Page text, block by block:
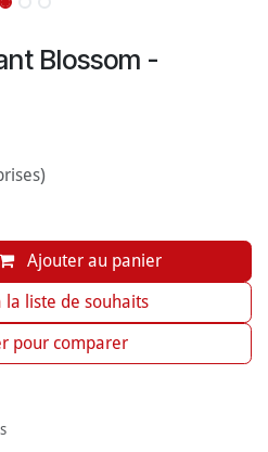
Blossom -
Ajouter au panier
pour comparer
la liste de souhaits